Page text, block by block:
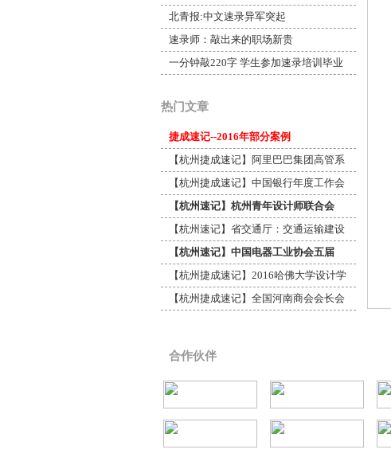
北青报:中文速录异军突起
速录师：敲出来的职场新贵
一分钟敲220字 学生参加速录培训毕业
热门文章
捷成速记--2016年部分案例
【杭州捷成速记】阿里巴巴集团高管系
【杭州捷成速记】中国银行年度工作会
【杭州速记】杭州青年设计师联合会
【杭州速记】省交通厅：交通运输建设
【杭州速记】中国电器工业协会五届
【杭州捷成速记】2016哈佛大学设计学
【杭州捷成速记】全国河南商会会长会
合作伙伴